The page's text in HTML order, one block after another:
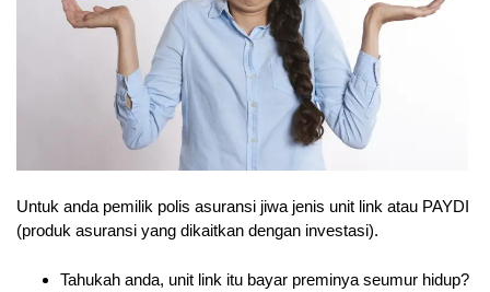
Untuk anda pemilik polis asuransi jiwa jenis unit link atau PAYDI
(produk asuransi yang dikaitkan dengan investasi).
Tahukah anda, unit link itu bayar preminya seumur hidup?